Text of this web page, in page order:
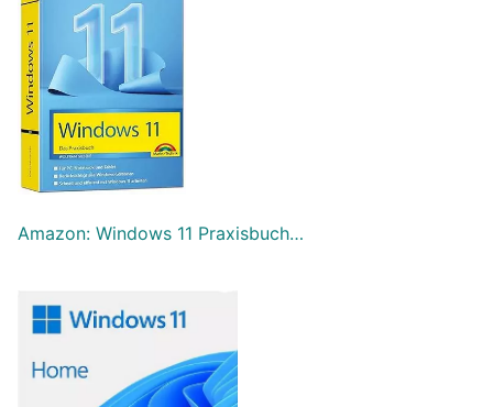
Amazon: Windows 11 Praxisbuch…